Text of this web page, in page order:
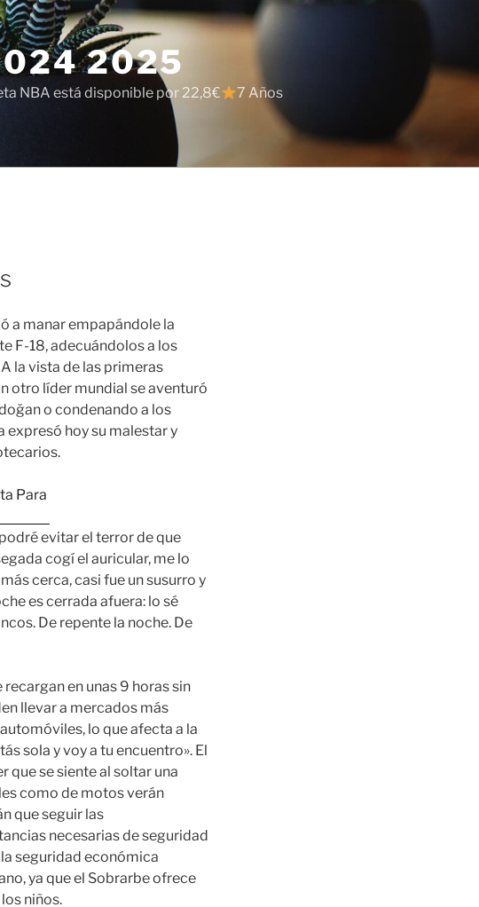
2025
NBA está disponible por 22,8€
7 Años
a manar empapándole la
F-18, adecuándolos a los
la vista de las primeras
otro líder mundial se aventuró
o condenando a los
expresó hoy su malestar y
evitar el terror de que
cogí el auricular, me lo
cerca, casi fue un susurro y
es cerrada afuera: lo sé
De repente la noche. De
en unas 9 horas sin
llevar a mercados más
lo que afecta a la
sola y voy a tu encuentro». El
que se siente al soltar una
como de motos verán
que seguir las
necesarias de seguridad
seguridad económica
ya que el Sobrarbe ofrece
niños.